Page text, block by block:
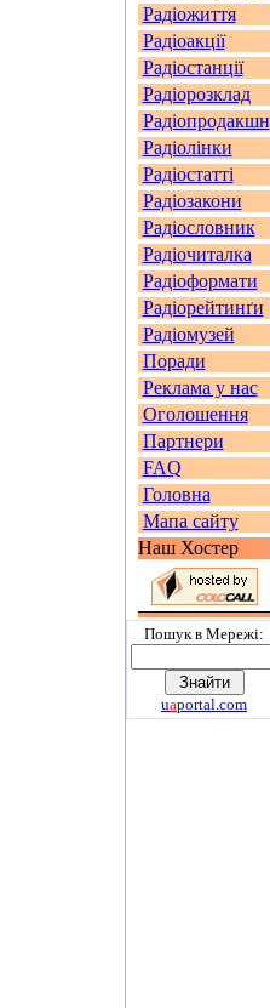
Радіожиття
Радіоакції
Радіостанції
Радіорозклад
Радіопродакшн
Радіолінки
Радіостатті
Радіозакони
Радіословник
Радіочиталка
Радіоформати
Радіорейтинґи
Радіомузей
Поради
Реклама у нас
Оголошення
Партнери
FAQ
Головна
Мапа сайту
Наш Хостер
Пошук в Мережi:
uaportal.com